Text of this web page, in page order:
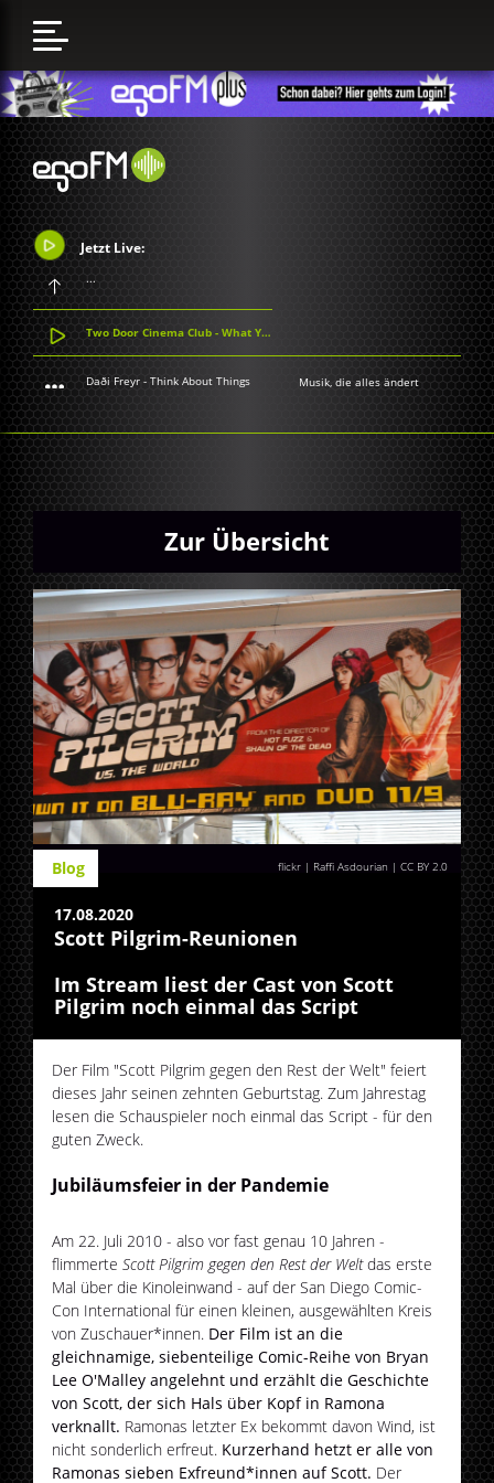
Jetzt Live:
...
Two Door Cinema Club - What You Know
Daði Freyr - Think About Things Musik, die alles ändert
Zur Übersicht
flickr | Raffi Asdourian |CC BY 2.0
Blog
17.08.2020
Scott Pilgrim-Reunionen
Im Stream liest der Cast von Scott
Pilgrim noch einmal das Script
Der Film "Scott Pilgrim gegen den Rest der Welt" feiert
dieses Jahr seinen zehnten Geburtstag. Zum Jahrestag
lesen die Schauspieler noch einmal das Script - für den
guten Zweck.
Jubiläumsfeier in der Pandemie
Am 22. Juli 2010 - also vor fast genau 10 Jahren -
flimmerteScott Pilgrim gegen den Rest der Weltdas erste
Mal über die Kinoleinwand - auf der San Diego Comic-
Con International für einen kleinen, ausgewählten Kreis
von Zuschauer*innen. Der Film ist an die
gleichnamige, siebenteilige Comic-Reihe von Bryan
Lee O'Malley angelehnt und erzählt die Geschichte
von Scott, der sich Hals über Kopf in Ramona
verknallt. Ramonas letzter Ex bekommt davon Wind, ist
nicht sonderlich erfreut. Kurzerhand hetzt er alle von
Ramonas sieben Exfreund*innen auf Scott. Der